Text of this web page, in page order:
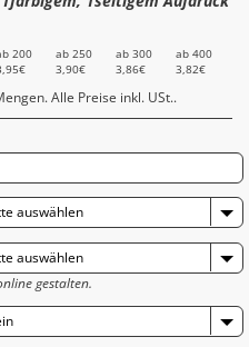
200
ab 250
3,90€
ab 300
3,86€
ab 400
3,82€
Alle Preise inkl. USt..
auswählen
auswählen
gestalten.